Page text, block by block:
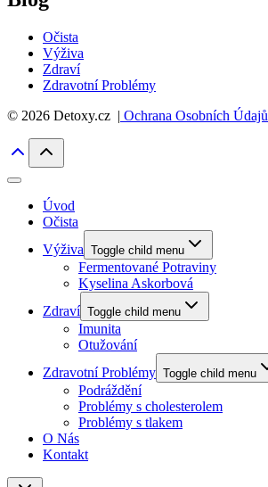
Očista
Výživa
Zdraví
Zdravotní Problémy
© 2026 Detoxy.cz | Ochrana Osobních Údajů
Úvod
Očista
Výživa Toggle child menu
Fermentované Potraviny
Kyselina Askorbová
Zdraví Toggle child menu
Imunita
Otužování
Zdravotní Problémy Toggle child menu
Podráždění
Problémy s cholesterolem
Problémy s tlakem
O Nás
Kontakt